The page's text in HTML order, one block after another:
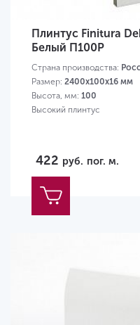
Плинтус Finitura
Белый П100Р
Страна производства:
Размер: 2400х100х16 мм
Высота, мм: 100
Высокий плинтус
422 руб. пог. м.